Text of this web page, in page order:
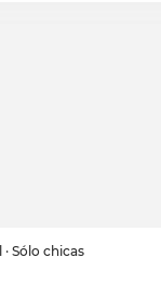
· Sólo chicas